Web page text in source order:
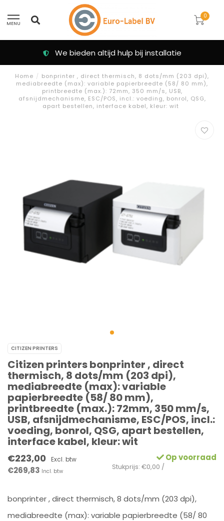
MENU
0
We bieden altijd hulp bij installatie
Home / bonprinter , direct thermisch, 8 dots/mm (203 dpi),
mediabreedte (max): variable papierbreedte (58/ 80 mm),
printbreedte (max.): 72mm, 350 mm/s, USB,
afsnijdmechanisme, ESC/POS, incl.: voeding, bonrol, QSG,
apart bestellen, interface kabel, kleur: wit
CITIZEN PRINTERS
Citizen printers bonprinter , direct
thermisch, 8 dots/mm (203 dpi),
mediabreedte (max): variable
papierbreedte (58/ 80 mm),
printbreedte (max.): 72mm, 350 mm/s,
USB, afsnijdmechanisme, ESC/POS, incl.:
voeding, bonrol, QSG, apart bestellen,
interface kabel, kleur: wit
€223,00 Excl. btw
€269,83 Incl. btw
Op voorraad
Stukprijs: €0,00 /
bonprinter , direct thermisch, 8 dots/mm (203 dpi),
mediabreedte (max): variable papierbreedte (58/ 80